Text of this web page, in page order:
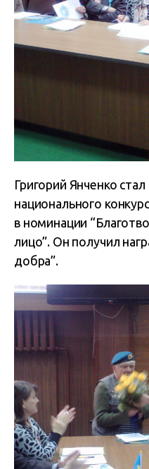
Григорий Янченко
национального
в номинации
лицо”. Он получил
добра”.